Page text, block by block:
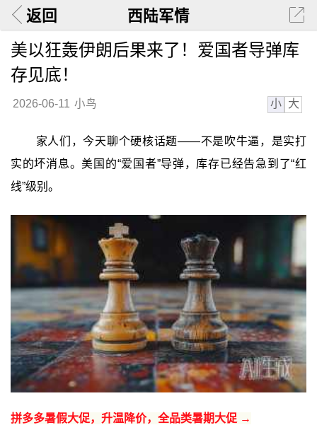
返回 西陆军情
美以狂轰伊朗后果来了！爱国者导弹库
存见底！
2026-06-11 小鸟 小 大
家人们，今天聊个硬核话题——不是吹牛逼，是实打
实的坏消息。美国的“爱国者”导弹，库存已经告急到了“红
线”级别。
拼多多暑假大促，升温降价，全品类暑期大促 →